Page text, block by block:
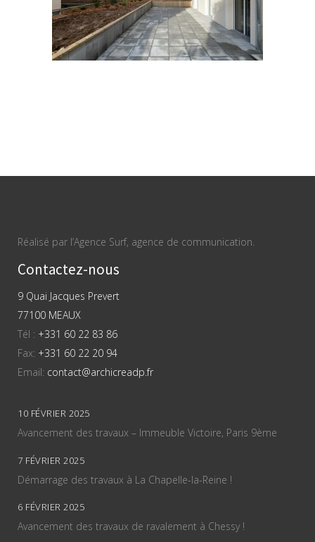
Réalisé par l’Agence Surf, agence de communication.
Contactez-nous
9 Quai Jacques Prevert
77100 MEAUX
Tél : +331 60 22 83 86
Fax: +331 60 22 20 94
Email: contact@archicreadp.fr
10 FÉVRIER 2025
Avancement des travaux – Immeuble Victoire, Paris 9ème
7 FÉVRIER 2025
Démarrage des travaux à La Chapelle-la-Reine !
6 FÉVRIER 2025
Avancement des travaux de ravalement à Chessy !